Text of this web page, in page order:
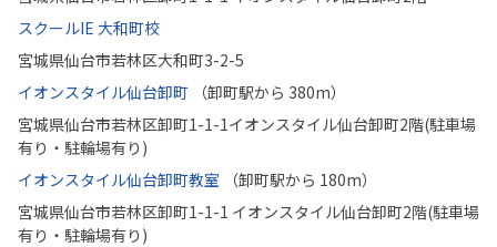
スクールIE 大和町校
宮城県仙台市若林区大和町3-2-5
イオンスタイル仙台卸町
（卸町駅から 380m）
宮城県仙台市若林区卸町1-1-1イオンスタイル仙台卸町2階(駐車場
有り・駐輪場有り)
イオンスタイル仙台卸町教室
（卸町駅から 180m）
宮城県仙台市若林区卸町1-1-1 イオンスタイル仙台卸町2階(駐車場
有り・駐輪場有り)